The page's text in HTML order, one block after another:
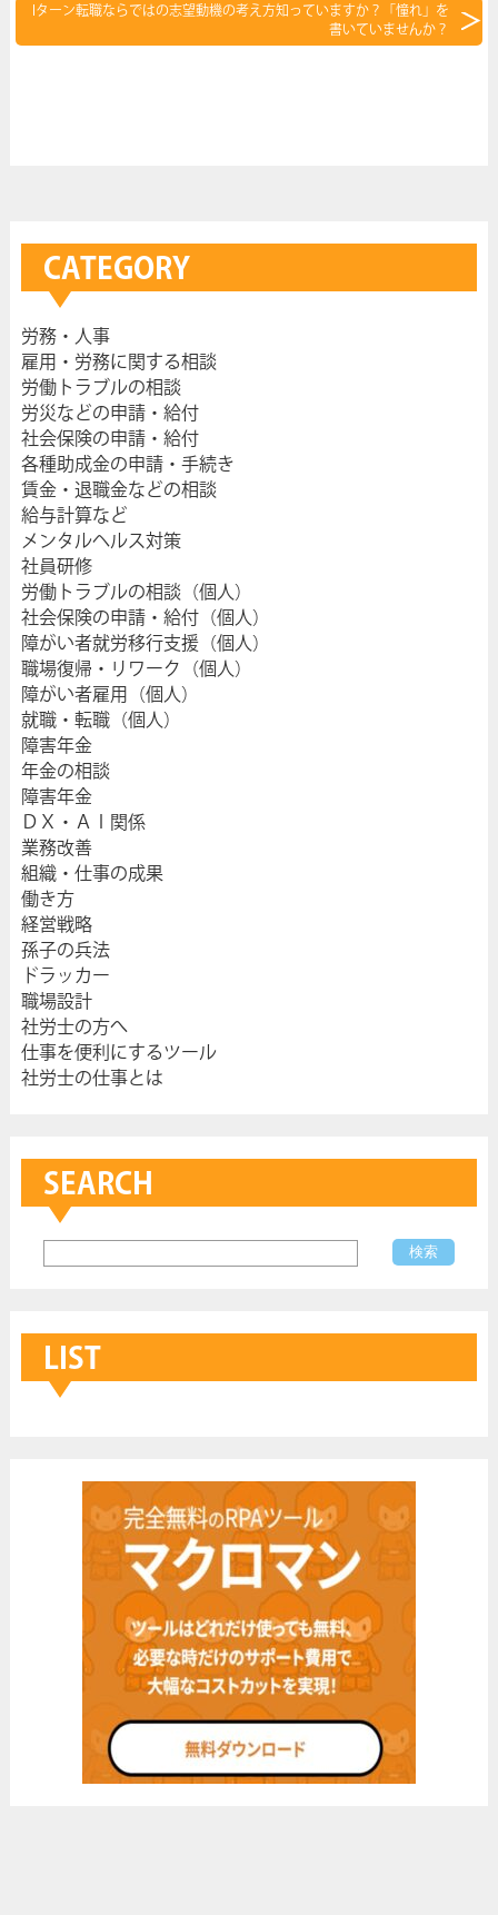
Iターン転職ならではの志望動機の考え方知っていますか？「憧れ」を
書いていませんか？
CATEGORY
労務・人事
雇用・労務に関する相談
労働トラブルの相談
労災などの申請・給付
社会保険の申請・給付
各種助成金の申請・手続き
賃金・退職金などの相談
給与計算など
メンタルヘルス対策
社員研修
労働トラブルの相談（個人）
社会保険の申請・給付（個人）
障がい者就労移行支援（個人）
職場復帰・リワーク（個人）
障がい者雇用（個人）
就職・転職（個人）
障害年金
年金の相談
障害年金
ＤＸ・ＡＩ関係
業務改善
組織・仕事の成果
働き方
経営戦略
孫子の兵法
ドラッカー
職場設計
社労士の方へ
仕事を便利にするツール
社労士の仕事とは
SEARCH
LIST